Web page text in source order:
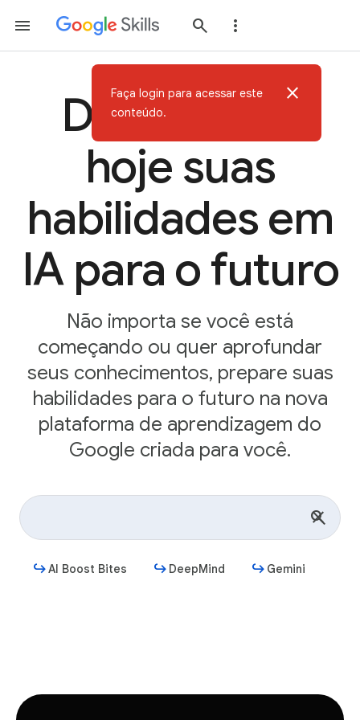
Desenvolva
hoje suas
habilidades em
IA para o futuro
Não importa se você está
começando ou quer aprofundar
seus conhecimentos, prepare suas
habilidades para o futuro na nova
plataforma de aprendizagem do
Google criada para você.
AI Boost Bites DeepMind Gemini
Faça login para acessar este
conteúdo.
close